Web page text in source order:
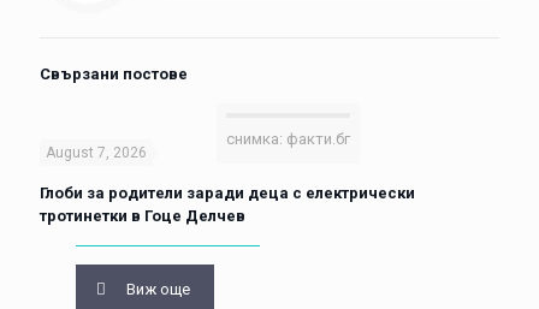
Свързани постове
снимка: факти.бг
August 7, 2026
Глоби за родители заради деца с електрически
тротинетки в Гоце Делчев
Виж още